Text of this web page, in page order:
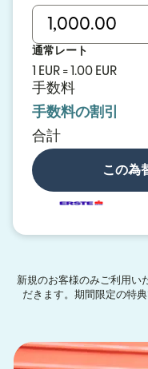
通常レート
1 EUR = 1.00 EUR
手数料
手数料の割引
合計
この為
新規のお客様のみご利用い
だきます。期間限定の特